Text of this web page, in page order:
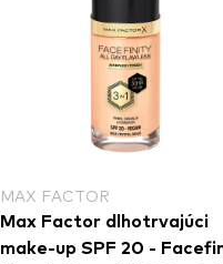
MAX FACTOR
Max Factor dlhotrvajúci
make-up SPF 20 -